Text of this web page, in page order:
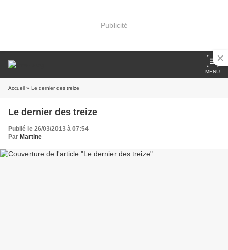
Publicité
MENU
Accueil » Le dernier des treize
Le dernier des treize
Publié le 26/03/2013 à 07:54
Par Martine